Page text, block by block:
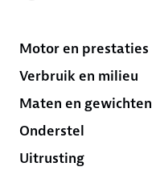
Motor en prestaties
Verbruik en milieu
Maten en gewichten
Onderstel
Uitrusting